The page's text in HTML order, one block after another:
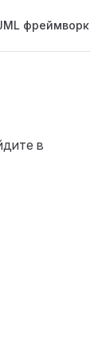
фреймворк
в